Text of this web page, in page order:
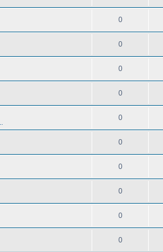
0
0
0
0
0
0
0
0
0
0